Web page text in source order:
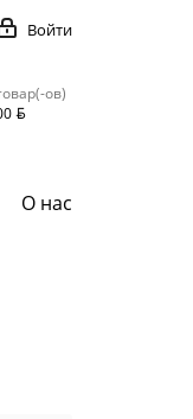
Войти
ов)
О нас